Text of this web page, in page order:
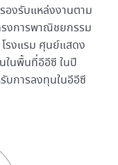
องรับแหล่งงานตาม
งการพาณิชยกรรม
โรงแรม ศุนย์แสดง
ในพื้นที่อีอีซี ในปี
บการลงทุนในอีอีซี